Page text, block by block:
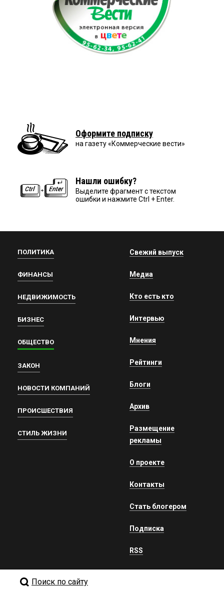
Оформите подписку
на газету «Коммерческие вести»
Нашли ошибку?
Выделите фрагмент с текстом
ошибки и нажмите Ctrl + Enter.
ПОЛИТИКА
ФИНАНСЫ
НЕДВИЖИМОСТЬ
БИЗНЕС
ОБЩЕСТВО
ЗАКОН
НОВОСТИ КОМПАНИЙ
ПРОИСШЕСТВИЯ
СТИЛЬ ЖИЗНИ
Свежий выпуск
Медиа
Кто есть кто
Интервью
Мнения
Рейтинги
Блоги
Архив
Размещение
рекламы
О проекте
Контакты
Стать блогером
Подписка
RSS
Поиск по сайту